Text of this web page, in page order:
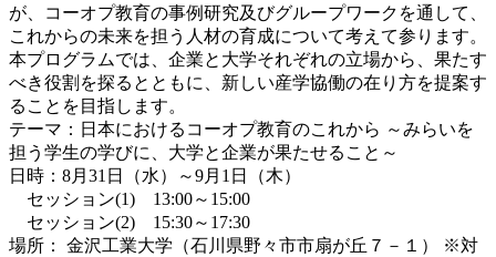
が、コーオプ教育の事例研究及びグループワークを通して、
これからの未来を担う人材の育成について考えて参ります。
本プログラムでは、企業と大学それぞれの立場から、果たす
べき役割を探るとともに、新しい産学協働の在り方を提案す
ることを目指します。
テーマ：日本におけるコーオプ教育のこれから ～みらいを
担う学生の学びに、大学と企業が果たせること～
日時：8月31日（水）～9月1日（木）
セッション(1) 13:00～15:00
セッション(2) 15:30～17:30
場所： 金沢工業大学（石川県野々市市扇が丘７－１） ※対